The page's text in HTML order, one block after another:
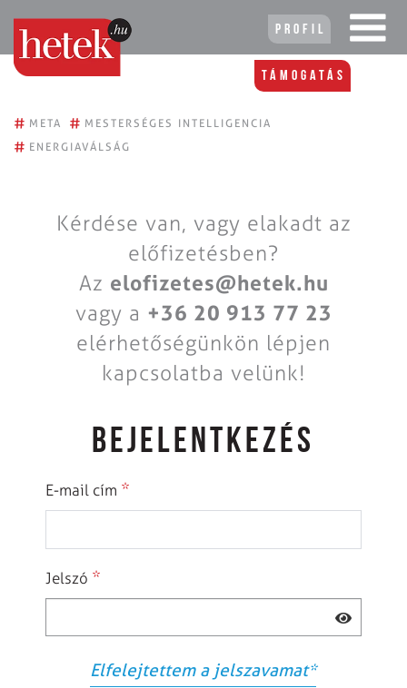
Profil
Támogatás
# META # MESTERSÉGES INTELLIGENCIA
# ENERGIAVÁLSÁG
Kérdése van, vagy elakadt az
előfizetésben?
Az elofizetes@hetek.hu
vagy a +36 20 913 77 23
elérhetőségünkön lépjen
kapcsolatba velünk!
BEJELENTKEZÉS
E-mail cím *
Jelszó *
Elfelejtettem a jelszavamat*